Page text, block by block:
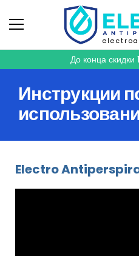
До конца скидки
Инструкции
Electro